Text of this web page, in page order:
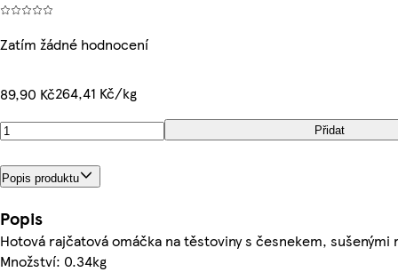
Zatím žádné hodnocení
89,90 Kč264,41 Kč/kg
Přidat
Popis produktu
Popis
Hotová rajčatová omáčka na těstoviny s česnekem, sušenými
Množství: 0.34kg